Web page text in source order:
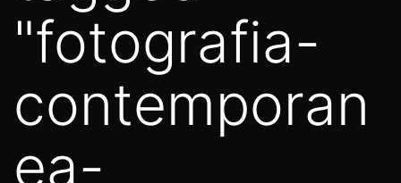
"fotografia-
contemporan
ea-